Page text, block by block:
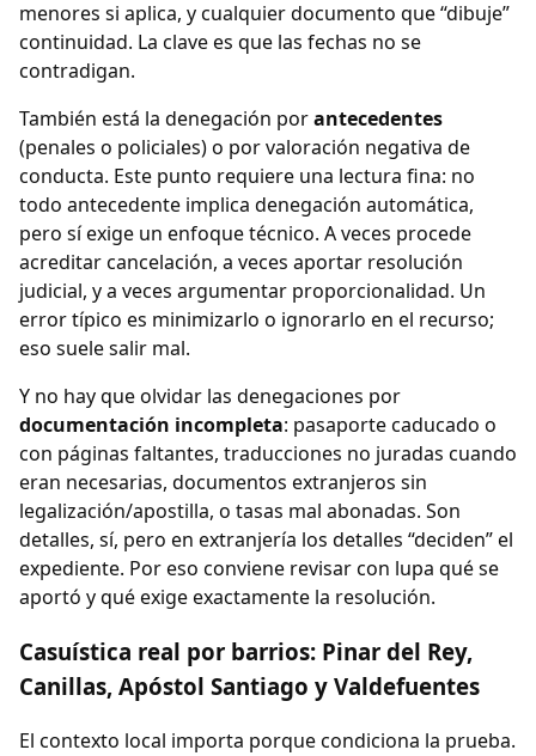
menores si aplica, y cualquier documento que “dibuje”
continuidad. La clave es que las fechas no se
contradigan.
También está la denegación porantecedentes
(penales o policiales) o por valoración negativa de
conducta. Este punto requiere una lectura fina: no
todo antecedente implica denegación automática,
pero sí exige un enfoque técnico. A veces procede
acreditar cancelación, a veces aportar resolución
judicial, y a veces argumentar proporcionalidad. Un
error típico es minimizarlo o ignorarlo en el recurso;
eso suele salir mal.
Y no hay que olvidar las denegaciones por
documentación incompleta: pasaporte caducado o
con páginas faltantes, traducciones no juradas cuando
eran necesarias, documentos extranjeros sin
legalización/apostilla, o tasas mal abonadas. Son
detalles, sí, pero en extranjería los detalles “deciden” el
expediente. Por eso conviene revisar con lupa qué se
aportó y qué exige exactamente la resolución.
Casuística real por barrios: Pinar del Rey,
Canillas, Apóstol Santiago y Valdefuentes
El contexto local importa porque condiciona la prueba.